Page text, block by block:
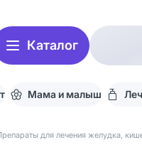
Каталог
Мама и малыш
для лечения желудка,